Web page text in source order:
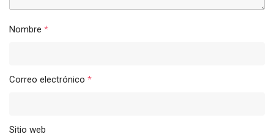
Nombre *
Correo electrónico *
Sitio web